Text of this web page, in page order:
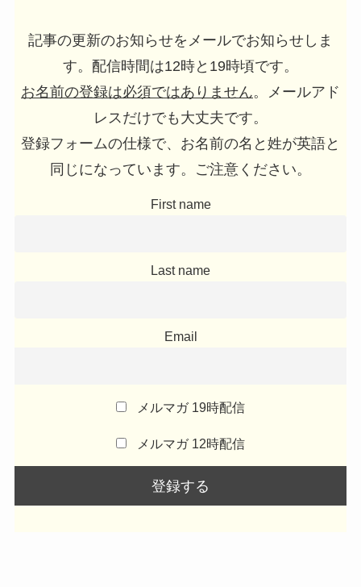
記事の更新のお知らせをメールでお知らせしま
す。配信時間は12時と19時頃です。
お名前の登録は必須ではありません。メールアド
レスだけでも大丈夫です。
登録フォームの仕様で、お名前の名と姓が英語と
同じになっています。ご注意ください。
First name
Last name
Email
メルマガ 19時配信
メルマガ 12時配信